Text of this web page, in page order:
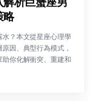
略
？本文從星座心理學
因、典型行為模式，
你化解衝突、重建和